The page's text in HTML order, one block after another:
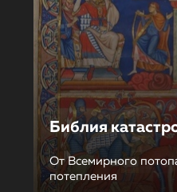
Библия
От Всемирного
потепления